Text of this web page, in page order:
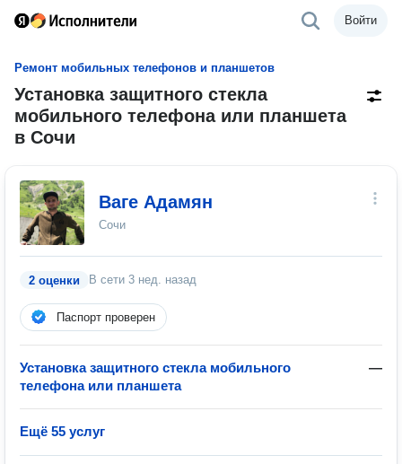
Войти
Ремонт мобильных телефонов и планшетов
Установка защитного стекла
мобильного телефона или планшета
в Сочи
Ваге Адамян
Сочи
2 оценки В сети 3 нед. назад
Паспорт проверен
Установка защитного стекла мобильного
телефона или планшета
—
Ещё 55 услуг